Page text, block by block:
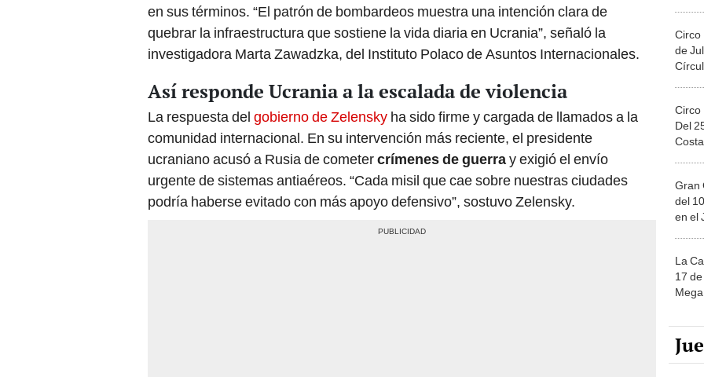
en sus términos. “El patrón de bombardeos muestra una intención clara de
quebrar la infraestructura que sostiene la vida diaria en Ucrania”, señaló la
investigadora Marta Zawadzka, del Instituto Polaco de Asuntos Internacionales.
Así responde Ucrania a la escalada de violencia
La respuesta del gobierno de Zelensky ha sido firme y cargada de llamados a la
comunidad internacional. En su intervención más reciente, el presidente
ucraniano acusó a Rusia de cometercrímenes de guerray exigió el envío
urgente de sistemas antiaéreos. “Cada misil que cae sobre nuestras ciudades
podría haberse evitado con más apoyo defensivo”, sostuvo Zelensky.
Circo
de
Circo
Del
Gran
del
en el
La
17